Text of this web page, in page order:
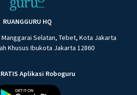
RUANGGURU HQ
Manggarai Selatan, Tebet, Kota Jakarta
Khusus Ibukota Jakarta 12860
Aplikasi Roboguru